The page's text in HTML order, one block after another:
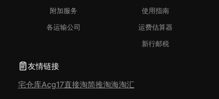
附加服务
各运输公司
使用指南
运费估算器
新行邮税
友情链接
宅仓库Acg17直接淘简推淘海淘汇